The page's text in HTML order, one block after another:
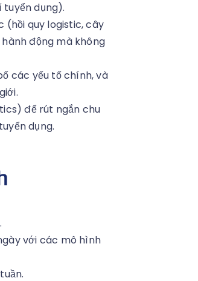
dụng).
(hồi quy logistic, cây
động mà không
các yếu tố chính, và
để rút ngắn chu
dụng.
với các mô hình